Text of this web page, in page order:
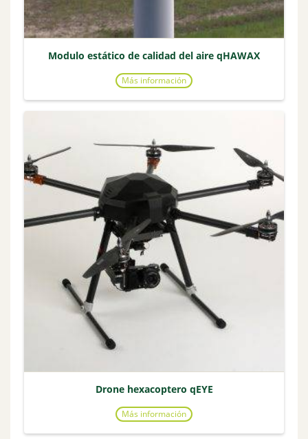
Modulo estático de calidad del aire qHAWAX
Más información
Drone hexacoptero qEYE
Más información